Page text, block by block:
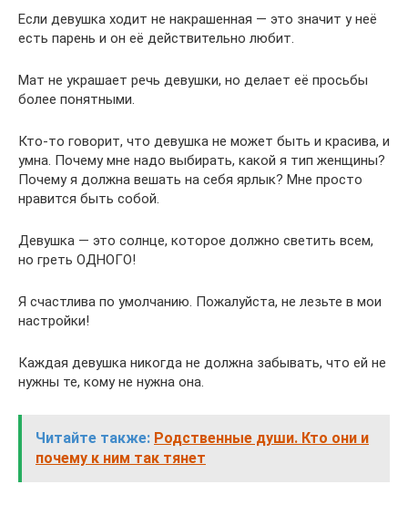
Если девушка ходит не накрашенная — это значит у неё
есть парень и он её действительно любит.
Мат не украшает речь девушки, но делает её просьбы
более понятными.
Кто-то говорит, что девушка не может быть и красива, и
умна. Почему мне надо выбирать, какой я тип женщины?
Почему я должна вешать на себя ярлык? Мне просто
нравится быть собой.
Девушка — это солнце, которое должно светить всем,
но греть ОДНОГО!
Я счастлива по умолчанию. Пожалуйста, не лезьте в мои
настройки!
Каждая девушка никогда не должна забывать, что ей не
нужны те, кому не нужна она.
Читайте также: Родственные души. Кто они и
почему к ним так тянет